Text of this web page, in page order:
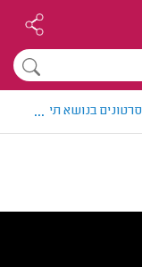
סרטונים בנושא תיקוני
...